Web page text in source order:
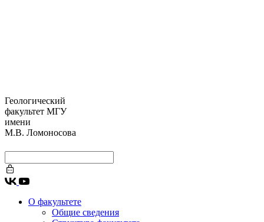
Геологический
факультет МГУ
имени
М.В. Ломоносова
О факультете
Общие сведения